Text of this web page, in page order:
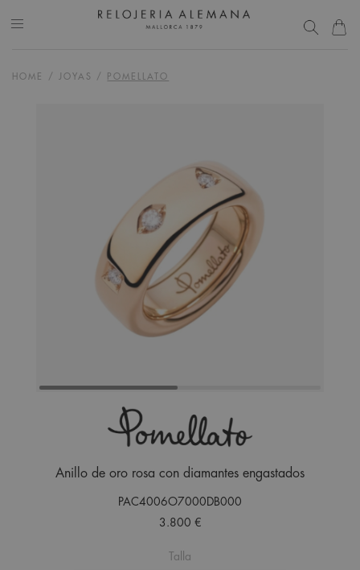
HOME / JOYAS / POMELLATO
Anillo de oro rosa con diamantes engastados
PAC4006O7000DB000
3.800 €
Talla